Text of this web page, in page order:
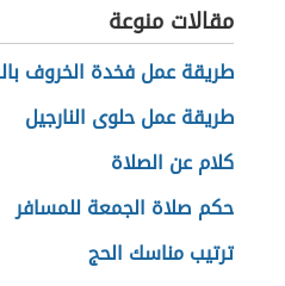
مقالات منوعة
طريقة عمل فخدة الخروف
طريقة عمل حلوى النارجيل
كلام عن الصلاة
حكم صلاة الجمعة للمسافر
ترتيب مناسك الحج